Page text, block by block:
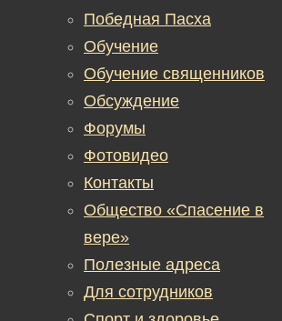
Победная Пасха
Обучение
Обучение священников
Обсуждение
Форумы
Фотовидео
Контакты
Общество «Спасение в
вере»
Полезные адреса
Для сотрудников